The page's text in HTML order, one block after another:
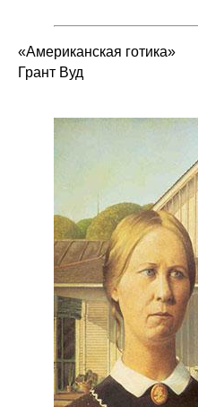
«Американская готика»
Грант Вуд